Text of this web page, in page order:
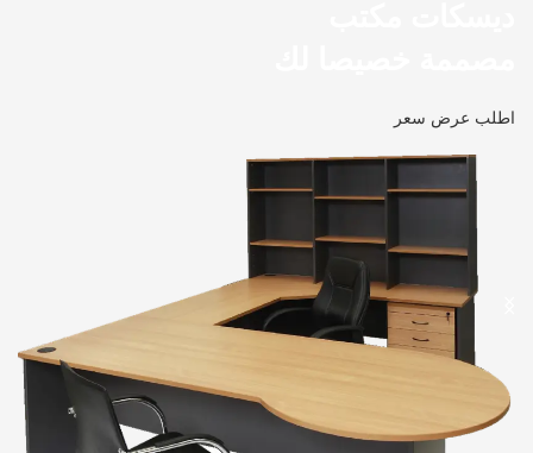
اطلب عرض سعر